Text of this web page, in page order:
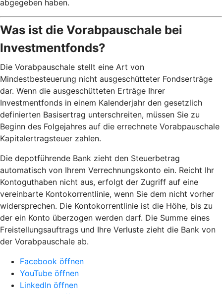
abgegeben haben.
Was ist die Vorabpauschale bei
Investmentfonds?
Die Vorabpauschale stellt eine Art von
Mindestbesteuerung nicht ausgeschütteter Fondserträge
dar. Wenn die ausgeschütteten Erträge Ihrer
Investmentfonds in einem Kalenderjahr den gesetzlich
definierten Basisertrag unterschreiten, müssen Sie zu
Beginn des Folgejahres auf die errechnete Vorabpauschale
Kapitalertragsteuer zahlen.
Die depotführende Bank zieht den Steuerbetrag
automatisch von Ihrem Verrechnungskonto ein. Reicht Ihr
Kontoguthaben nicht aus, erfolgt der Zugriff auf eine
vereinbarte Kontokorrentlinie, wenn Sie dem nicht vorher
widersprechen. Die Kontokorrentlinie ist die Höhe, bis zu
der ein Konto überzogen werden darf. Die Summe eines
Freistellungsauftrags und Ihre Verluste zieht die Bank von
der Vorabpauschale ab.
Facebook öffnen
YouTube öffnen
LinkedIn öffnen